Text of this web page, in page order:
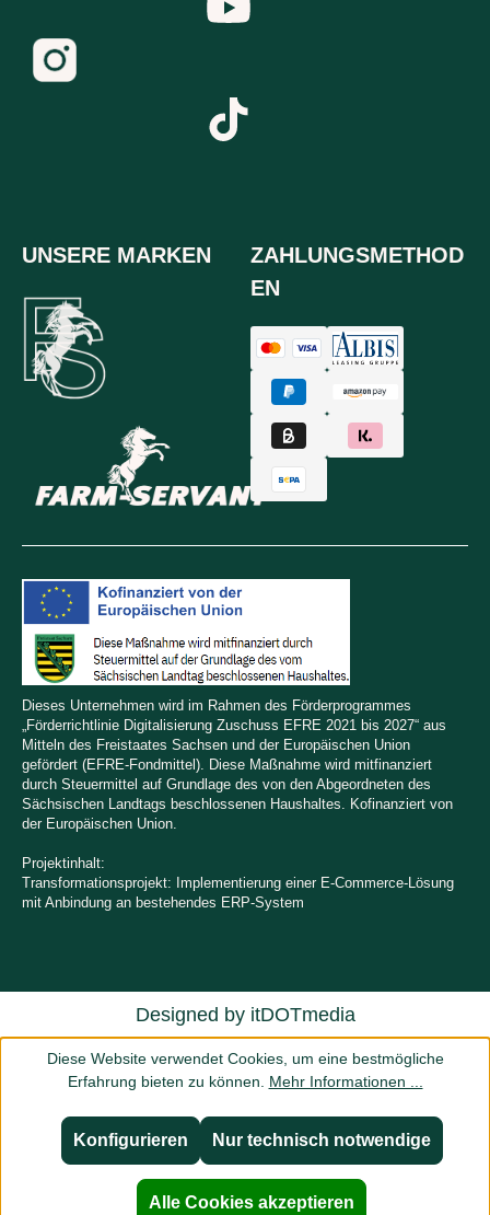
UNSERE MARKEN
ZAHLUNGSMETHOD
EN
Dieses Unternehmen wird im Rahmen des Förderprogrammes
„Förderrichtlinie Digitalisierung Zuschuss EFRE 2021 bis 2027“ aus
Mitteln des Freistaates Sachsen und der Europäischen Union
gefördert (EFRE-Fondmittel). Diese Maßnahme wird mitfinanziert
durch Steuermittel auf Grundlage des von den Abgeordneten des
Sächsischen Landtags beschlossenen Haushaltes. Kofinanziert von
der Europäischen Union.
Projektinhalt:
Transformationsprojekt: Implementierung einer E-Commerce-Lösung
mit Anbindung an bestehendes ERP-System
Designed by itDOTmedia
Diese Website verwendet Cookies, um eine bestmögliche
Erfahrung bieten zu können. Mehr Informationen ...
Alle Cookies akzeptieren
Nur technisch notwendige
Konfigurieren